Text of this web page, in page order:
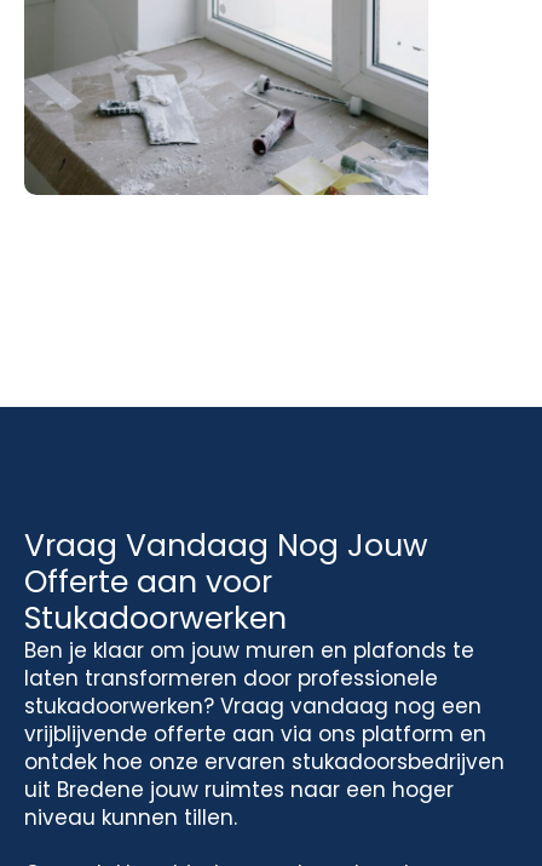
Vraag Vandaag Nog Jouw
Offerte aan voor
Stukadoorwerken
Ben je klaar om jouw muren en plafonds te
laten transformeren door professionele
stukadoorwerken? Vraag vandaag nog een
vrijblijvende offerte aan via ons platform en
ontdek hoe onze ervaren stukadoorsbedrijven
uit Bredene jouw ruimtes naar een hoger
niveau kunnen tillen.